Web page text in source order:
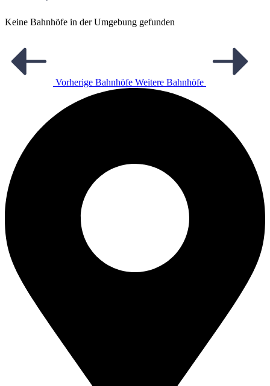
Keine Bahnhöfe in der Umgebung gefunden
Vorherige Bahnhöfe Weitere Bahnhöfe